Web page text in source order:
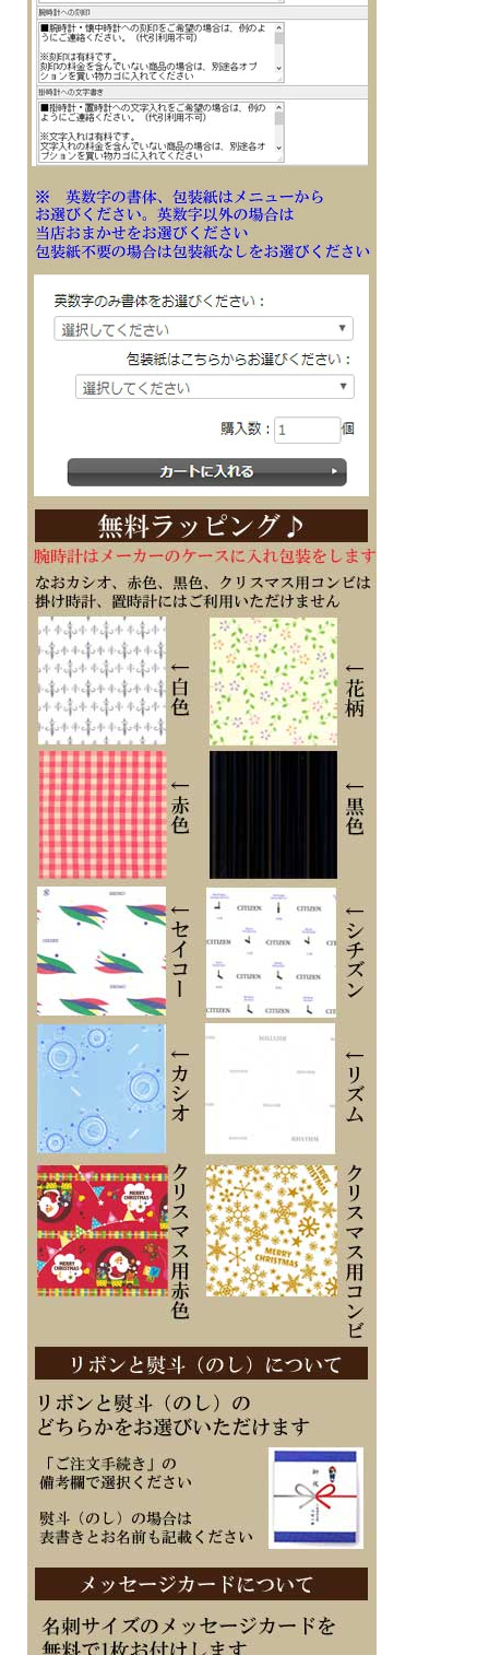
■時刻アラーム5本（1本のみスヌーズ機能）・時報
■ワールドタイム5本：世界48都市（31タイムゾーン）＋UTC（協定世界時）の時
刻表示、ホームタイムの都市入替機能付き
■タイマー機能 セット単位1秒、最大セット24時間、1秒単位で計測
■幅40.0mm×厚み12.9mm×重さ38g
■耐衝撃構造（ショックレジスト）
■バッテリーインジケーター表示
・パワーセービング機能（暗所では一定時間が経過すると表示を消して節電しま
す）
・12/24時間制表示切替
・日付表示（月/日表示入替）
・曜日表示（英・西・仏・独・伊・露の6ヵ国語切替）
子供 娘 彼女 母親 妻 奥さん お母さん お義母さん 従業員 会社 永年勤続 周年記念
皆勤 栄転 定年 退職 スポーツ 退団 退官 誕生日 入学 成人 卒業 就職 入隊 御祝 贈り
物 贈答品 ギフト 記念品 プレゼントにメッセージ文字名入れ刻印した腕時計を
※在庫ありの時１０日間前後（土日祝日は除く）で発送予定（在庫切れの場合もあ
※刻印文字はカート内の備考欄に記載ください